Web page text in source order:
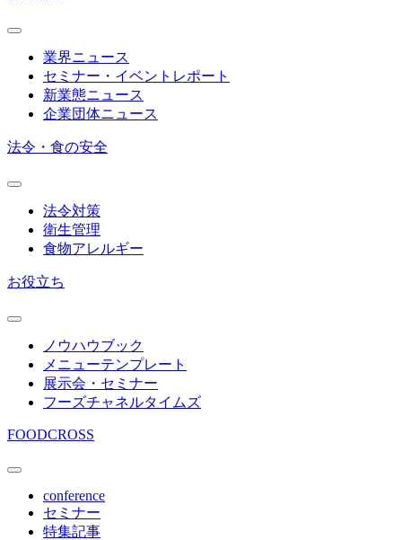
業界ニュース
セミナー・イベントレポート
新業態ニュース
企業団体ニュース
法令・食の安全
法令対策
衛生管理
食物アレルギー
お役立ち
ノウハウブック
メニューテンプレート
展示会・セミナー
フーズチャネルタイムズ
FOODCROSS
conference
セミナー
特集記事